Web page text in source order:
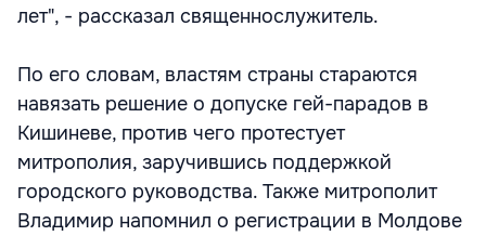
лет", - рассказал священнослужитель.
По его словам, властям страны стараются
навязать решение о допуске гей-парадов в
Кишиневе, против чего протестует
митрополия, заручившись поддержкой
городского руководства. Также митрополит
Владимир напомнил о регистрации в Молдове